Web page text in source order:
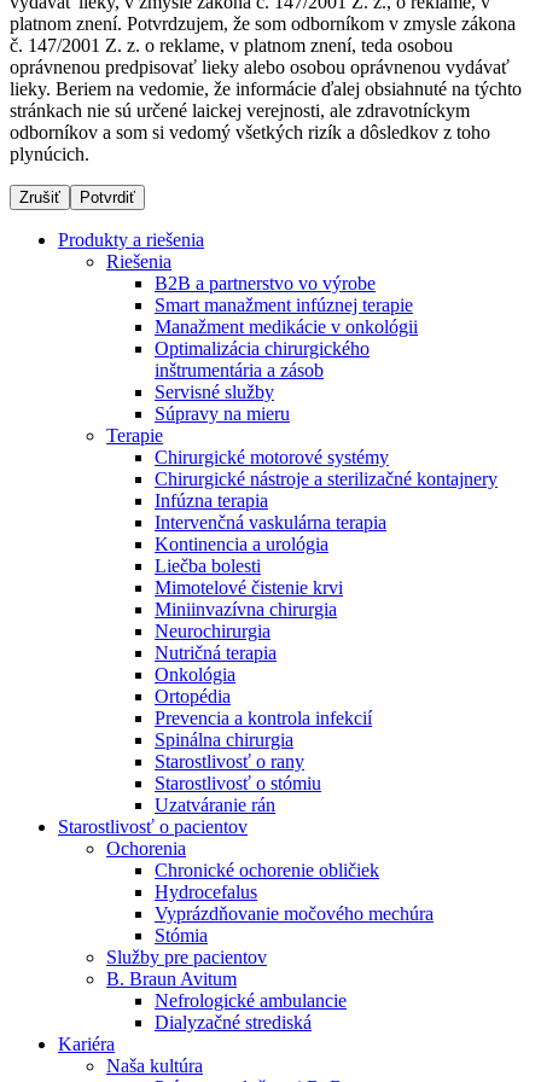
Produktový katalóg​
Objavte naše produkty. ​Navštívte produktový katalóg B.
Braun​ s našim kompletným produktovým portfóliom.​
Dialyzačné strediská
B. Braun Avitum poskytuje kvalitnú dialyzačnú starostlivosť
vo všetkých svojich strediskách na Slovensku. Viac
Nefrologické ambulancie
V nefrologických ambulanciách prevádzkujeme poradenstvo
a prípravu pacientov k jednotlivým metódam náhrady funkcie
obličiek. Zvoľte si mesto, ktoré potrebujete a navštívte nás.
Zostaňte v dialógu s B. Braun. Kontaktujte nás.
platnom znení. Potvrdzujem, že som odborníkom v zmysle zákona
č. 147/2001 Z. z. o reklame, v platnom znení, teda osobou
oprávnenou predpisovať lieky alebo osobou oprávnenou vydávať
lieky. Beriem na vedomie, že informácie ďalej obsiahnuté na týchto
stránkach nie sú určené laickej verejnosti, ale zdravotníckym
odborníkov a som si vedomý všetkých rizík a dôsledkov z toho
plynúcich.
Zrušiť Potvrdiť
Produkty a riešenia
Riešenia
B2B a partnerstvo vo výrobe
Smart manažment infúznej terapie
Manažment medikácie v onkológii
Optimalizácia chirurgického
inštrumentária a zásob
Servisné služby
Súpravy na mieru
Terapie
Chirurgické motorové systémy
Chirurgické nástroje a sterilizačné kontajnery
Infúzna terapia
Intervenčná vaskulárna terapia
Kontinencia a urológia
Liečba bolesti
Mimotelové čistenie krvi
Miniinvazívna chirurgia
Neurochirurgia
Nutričná terapia
Onkológia
Ortopédia
Prevencia a kontrola infekcií
Spinálna chirurgia
Starostlivosť o rany
Starostlivosť o stómiu
Uzatváranie rán
Starostlivosť o pacientov
Ochorenia
Chronické ochorenie obličiek
Hydrocefalus
Vyprázdňovanie močového mechúra
Stómia
Služby pre pacientov
B. Braun Avitum
Nefrologické ambulancie
Dialyzačné strediská
Kariéra
Naša kultúra